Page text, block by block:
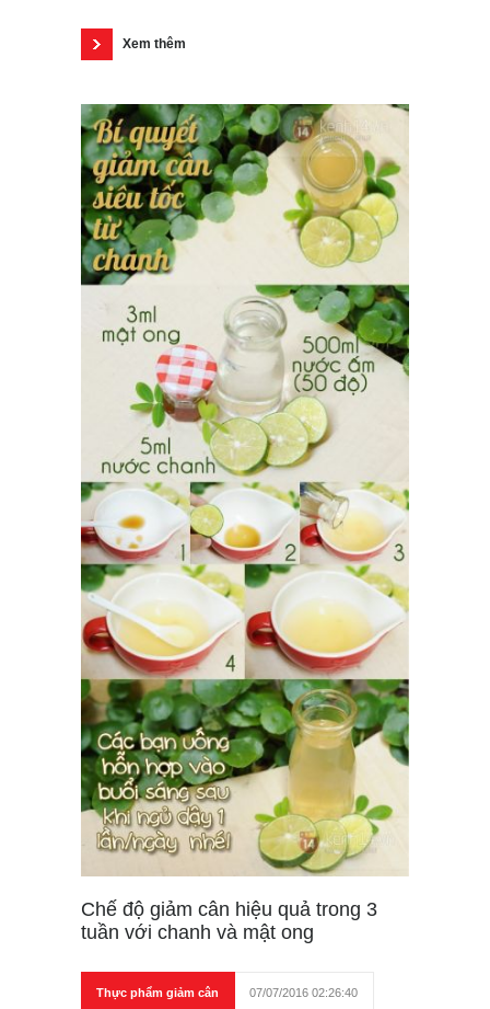
Xem thêm
Chế độ giảm cân hiệu quả trong 3
tuần với chanh và mật ong
Thực phẩm giảm cân 07/07/2016 02:26:40